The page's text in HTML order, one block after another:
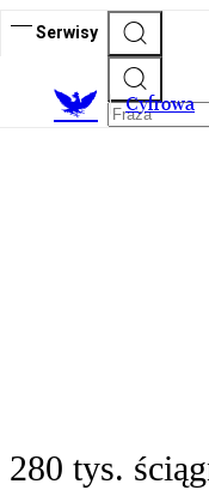
Serwisy
Cyfrowa
280 tys.